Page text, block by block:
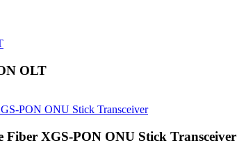
OLT
XGS-PON ONU Stick Transceiver